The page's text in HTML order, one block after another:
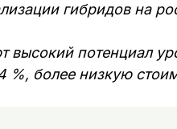
гибридов на
высокий потенциал
%, более низкую